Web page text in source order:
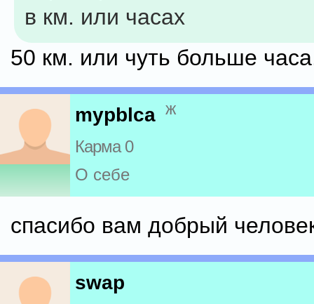
в км. или часах
50 км. или чуть больше
mypblca ж
Карма 0
О себе
спасибо вам добрый
swap